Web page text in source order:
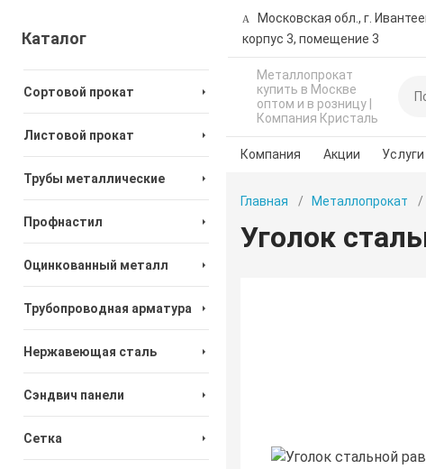
Московская обл., г.
корпус 3, помещение 3
Металлопрокат
купить в Москве
оптом и в розницу |
Компания Кристаль
Компания Акции Услуги
Каталог
Сортовой прокат
Листовой прокат
Трубы металлические
Профнастил
Оцинкованный металл
Трубопроводная арматура
Нержавеющая сталь
Сэндвич панели
Сетка
Главная Металлопрокат
Уголок